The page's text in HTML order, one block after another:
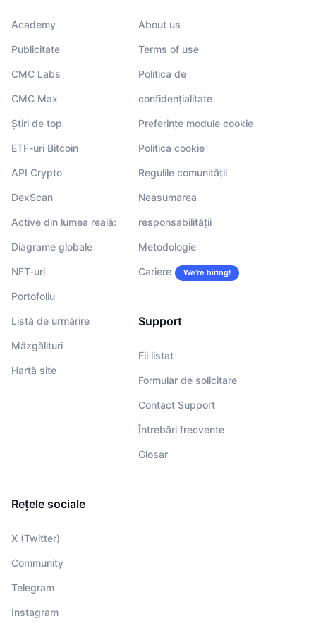
Academy
Publicitate
CMC Labs
CMC Max
Știri de top
ETF-uri Bitcoin
API Crypto
DexScan
Active din lumea reală:
Diagrame globale
NFT-uri
Portofoliu
Listă de urmărire
Mâzgălituri
Hartă site
About us
Terms of use
Politica de
confidențialitate
Preferințe module cookie
Politica cookie
Regulile comunității
Neasumarea
responsabilității
Metodologie
Cariere We’re hiring!
Support
Fii listat
Formular de solicitare
Contact Support
Întrebări frecvente
Glosar
Rețele sociale
X (Twitter)
Community
Telegram
Instagram